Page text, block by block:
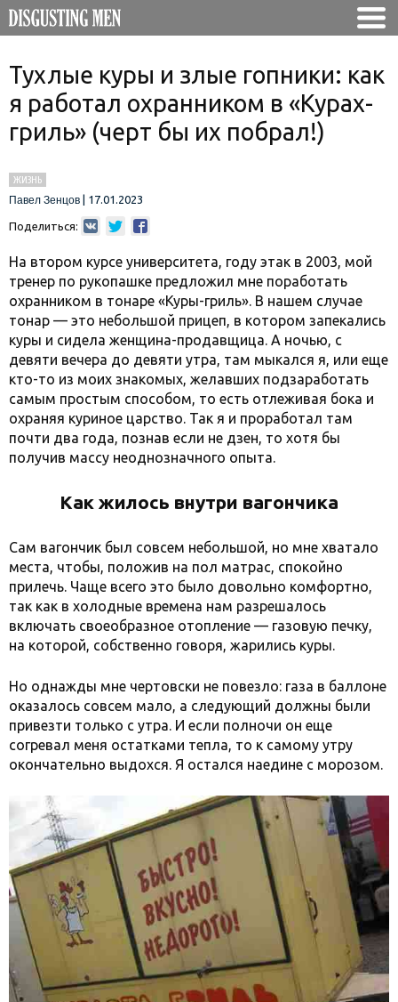
Тухлые куры и злые гопники: как
я работал охранником в «Курах-
гриль» (черт бы их побрал!)
ЖИЗНЬ
Павел Зенцов
17.01.2023
Поделиться:
На втором курсе университета, году этак в 2003, мой
тренер по рукопашке предложил мне поработать
охранником в тонаре «Куры-гриль». В нашем случае
тонар — это небольшой прицеп, в котором запекались
куры и сидела женщина-продавщица. А ночью, с
девяти вечера до девяти утра, там мыкался я, или еще
кто-то из моих знакомых, желавших подзаработать
самым простым способом, то есть отлеживая бока и
охраняя куриное царство. Так я и проработал там
почти два года, познав если не дзен, то хотя бы
получив массу неоднозначного опыта.
Как жилось внутри вагончика
Сам вагончик был совсем небольшой, но мне хватало
места, чтобы, положив на пол матрас, спокойно
прилечь. Чаще всего это было довольно комфортно,
так как в холодные времена нам разрешалось
включать своеобразное отопление — газовую печку,
на которой, собственно говоря, жарились куры.
Но однажды мне чертовски не повезло: газа в баллоне
оказалось совсем мало, а следующий должны были
привезти только с утра. И если полночи он еще
согревал меня остатками тепла, то к самому утру
окончательно выдохся. Я остался наедине с морозом.